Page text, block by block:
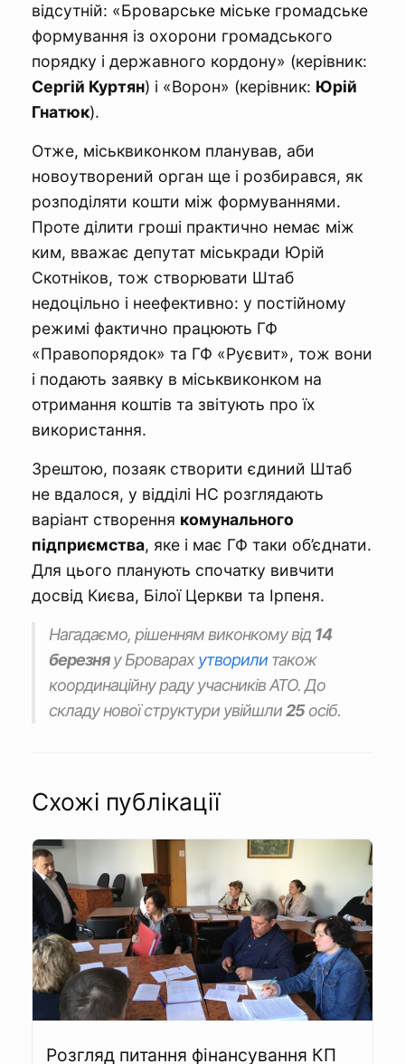
відсутній: «Броварське міське громадське
формування із охорони громадського
порядку і державного кордону» (керівник:
Сергій Куртян) і «Ворон» (керівник: Юрій
Гнатюк).
Отже, міськвиконком планував, аби
новоутворений орган ще і розбирався, як
розподіляти кошти між формуваннями.
Проте ділити гроші практично немає між
ким, вважає депутат міськради Юрій
Скотніков, тож створювати Штаб
недоцільно і неефективно: у постійному
режимі фактично працюють ГФ
«Правопорядок» та ГФ «Руєвит», тож вони
і подають заявку в міськвиконком на
отримання коштів та звітують про їх
використання.
Зрештою, позаяк створити єдиний Штаб
не вдалося, у відділі НС розглядають
варіант створення комунального
підприємства, яке і має ГФ таки об’єднати.
Для цього планують спочатку вивчити
досвід Києва, Білої Церкви та Ірпеня.
Нагадаємо, рішенням виконкому від 14
березняу Броварахутворили також
координаційну раду учасників АТО. До
складу нової структури увійшли25осіб.
Схожі публікації
Розгляд питання фінансування КП